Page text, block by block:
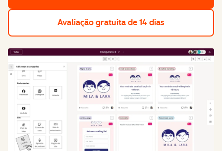
Avaliação gratuita de 14 dias